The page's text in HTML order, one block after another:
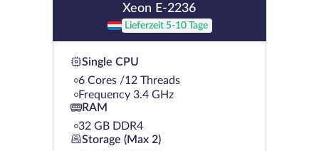
Xeon E-2236
Lieferzeit 5-10 Tage
Single CPU
6 Cores /12 Threads
Frequency 3.4 GHz
RAM
32 GB DDR4
Storage (Max 2)